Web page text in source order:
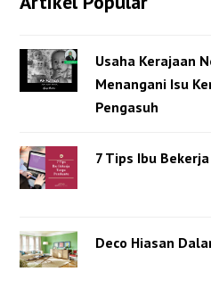
Usaha Kerajaan
Menangani Isu
Pengasuh
7 Tips Ibu
Deco Hiasan